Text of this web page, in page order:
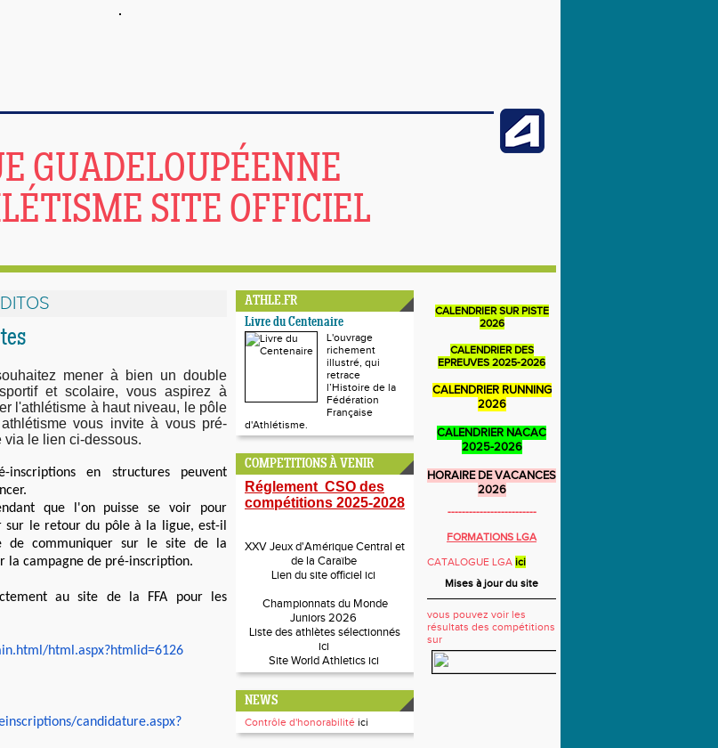
GUADELOUPÉENNE
SITE OFFICIEL
mener à bien un double
et scolaire, vous aspirez à
l'athlétisme à haut niveau, le pôle
vous invite à vous pré-
via le lien ci-dessous.
inscriptions en structures peuvent
que l'on puisse se voir pour
sur le retour du pôle à la ligue, est-il
de communiquer sur le site de la
la campagne de pré-inscription.
au site de la FFA pour les
html.aspx?htmlid=6126
candidature.aspx?
ATHLE.FR
Livre du Centenaire
L'ouvrage
richement
illustré, qui
retrace
l’Histoire de la
Fédération
Française
d'Athlétisme.
COMPETITIONS À VENIR
Réglement CSO des
compétitions 2025-2028
XXV Jeux d'Amérique Central et
de la Caraïbe
Lien du site officiel ici
Championnats du Monde
Juniors 2026
Liste des athlètes sélectionnés
ici
Site World Athletics ici
NEWS
Contrôle d'honorabilité ici
CALENDRIER SUR PISTE
2026
CALENDRIER DES
EPREUVES 2025-2026
CALENDRIER RUNNING
2026
CALENDRIER NACAC
2025-2026
HORAIRE DE VACANCES
2026
-------------------------
FORMATIONS LGA
CATALOGUE LGA ici
Mises à jour du site
vous pouvez voir les
résultats des compétitions
sur